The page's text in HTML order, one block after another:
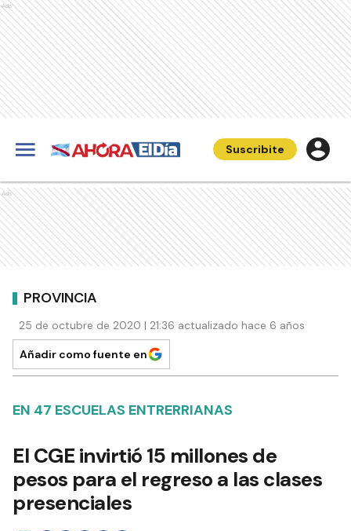
Ads
Suscribite
Ads
PROVINCIA
25 de octubre de 2020 | 21:36 actualizado hace 6 años
Añadir como fuente en
EN 47 ESCUELAS ENTRERRIANAS
El CGE invirtió 15 millones de
pesos para el regreso a las clases
presenciales